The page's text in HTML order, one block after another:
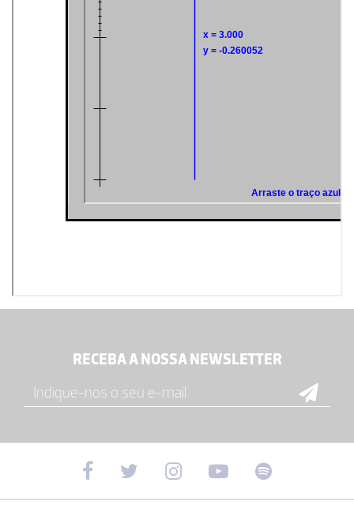
RECEBA A NOSSA NEWSLETTER